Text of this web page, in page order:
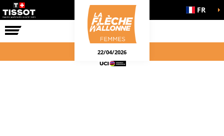
COURSE FR
22/04/2026